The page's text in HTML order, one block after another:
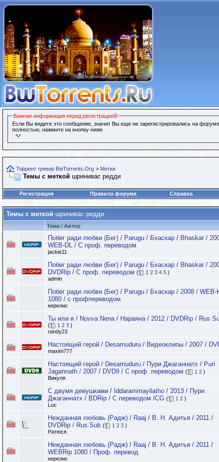
Важная информация перед регистрацией!
Если Вы видите это сообщение, значит Вы еще не зарегистрировались на
полностью, нажмите на кнопку ниже
Торрент трекер BwTorrents.Org > Метки
Темы с меткой шринивас редди
Регистрация Правила форума Справка
Темы с меткой шринивас редди
Тема / Автор
Побег ради любви (Бег) / Parugu / Бхаскар / Bhaskar /
WEB-DL / C проф. переводом
jackie11
Побег ради любви (Бег) / Parugu / Бхаскар / Bhaskar /
DVDRip / C проф. переводом ( 1 2 3 4 5 )
admin
Побег ради любви (Бег) / Parugu / Бхаскар / 2008 / WEB-
1080 / с профпереводом
керелис
Ты или я / Nuvva Nena / Нараяна / 2012 / DVDRip / Rus
( 1 2 3 )
randy23
Настоящий герой / Desamuduru / Видеоклипы / 2007 /
maxim777
Настоящий герой / Desamuduru / Пури Джаганнатх / Puri
Jagannath / 2007 / DVD9 / С проф. переводом ( 1 2 )
Викуля
С двумя девушками / Iddarammayilatho / 2013 / Пури
Джаганнатх / BDRip / С переводом ICG ( 1 2 )
Luc
Нежданная любовь (Радж) / Raaj / В. Н. Адитья / 2011 /
DVDRip / Rus Sub ( 1 2 3 )
Ратюся
Нежданная любовь (Радж) / Raaj / В. Н. Адитья / 2011 /
WEBRip 1080 / Проф. перевод
керелис